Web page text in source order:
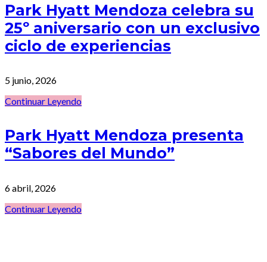
Park Hyatt Mendoza celebra su
25º aniversario con un exclusivo
ciclo de experiencias
5 junio, 2026
Continuar Leyendo
Park Hyatt Mendoza presenta
“Sabores del Mundo”
6 abril, 2026
Continuar Leyendo